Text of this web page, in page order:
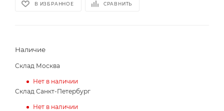
В ИЗБРАННОЕ СРАВНИТЬ
Наличие
Склад Москва
Нет в наличии
Склад Санкт-Петербург
Нет в наличии